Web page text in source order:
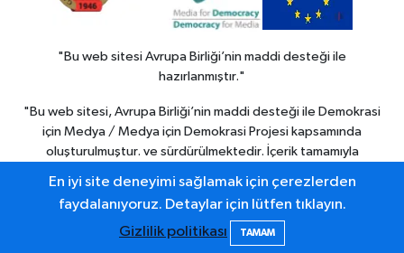
"Bu web sitesi Avrupa Birliği’nin maddi desteği ile
hazırlanmıştır."
"Bu web sitesi, Avrupa Birliği’nin maddi desteği ile Demokrasi
için Medya / Medya için Demokrasi Projesi kapsamında
oluşturulmuştur. ve sürdürülmektedir. İçerik tamamıyla
görüşlerini yansıtmak zorunda değildir."
En iyi site deneyimi sağlamak için çerezlerden
faydalanıyoruz. Detaylar için lütfen tıklayın.
Gizlilik politikası
TAMAM